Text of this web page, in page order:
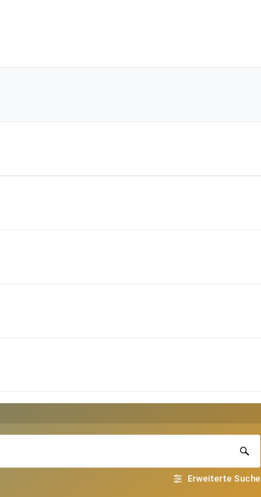
Erweiterte Suche